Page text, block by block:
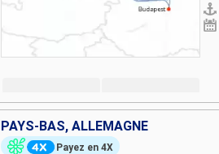
PAYS-BAS, ALLEMAGNE
Payez en 4X